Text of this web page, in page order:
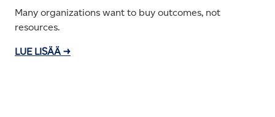
Many organizations want to buy outcomes, not
resources.
LUE LISÄÄ →